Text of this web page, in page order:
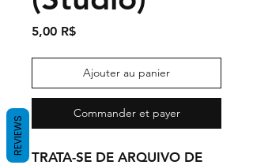
5,00 R$Prix
Ajouter au panier
Commander et payer
TRATA-SE DE ARQUIVO DE
REVIEWS